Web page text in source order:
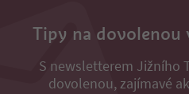
Tipy na dovolenou
S newsletterem Jižního
dovolenou, zajímavé